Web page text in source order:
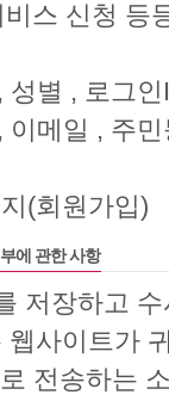
스 신청 등
별 , 로그
메일 , 주
(회원가입)
에 관한 사항
저장하고
사이트가
전송하는